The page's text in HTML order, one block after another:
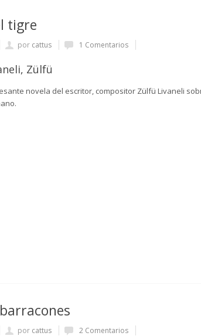
tigre
por cattus 1 Comentarios
Zülfü
novela del escritor, compositor Zülfü Livaneli
por cattus 2 Comentarios